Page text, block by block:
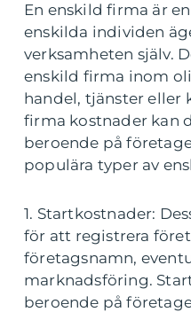
En enskild firma är
enskilda individen
verksamheten själv.
enskild firma inom
handel, tjänster eller
firma kostnader kan
beroende på
populära typer av
1. Startkostnader:
för att registrera
företagsnamn,
marknadsföring.
beroende på